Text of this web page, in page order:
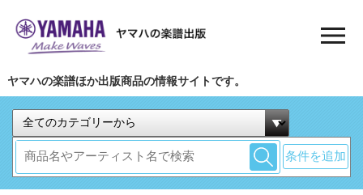
ヤマハの楽譜ほか出版商品の情報サイトです。
条件を追加